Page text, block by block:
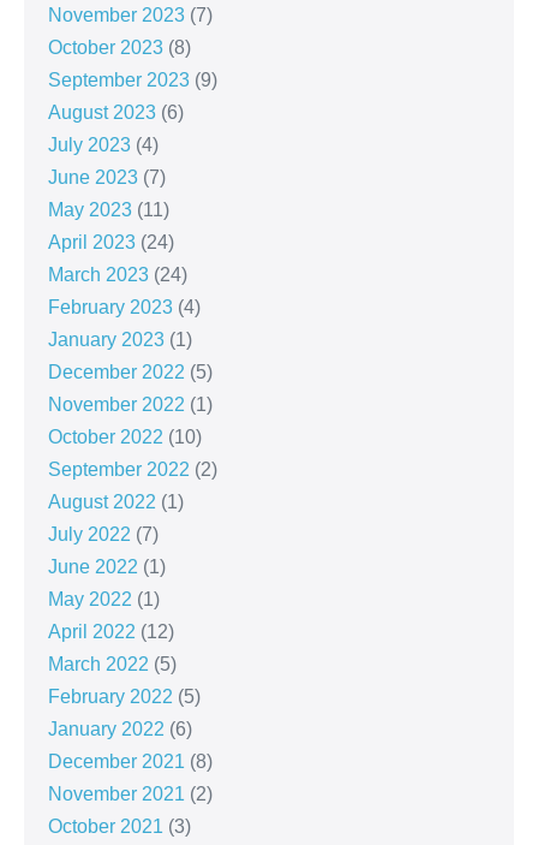
November 2023 (7)
October 2023 (8)
September 2023 (9)
August 2023 (6)
July 2023 (4)
June 2023 (7)
May 2023 (11)
April 2023 (24)
March 2023 (24)
February 2023 (4)
January 2023 (1)
December 2022 (5)
November 2022 (1)
October 2022 (10)
September 2022 (2)
August 2022 (1)
July 2022 (7)
June 2022 (1)
May 2022 (1)
April 2022 (12)
March 2022 (5)
February 2022 (5)
January 2022 (6)
December 2021 (8)
November 2021 (2)
October 2021 (3)